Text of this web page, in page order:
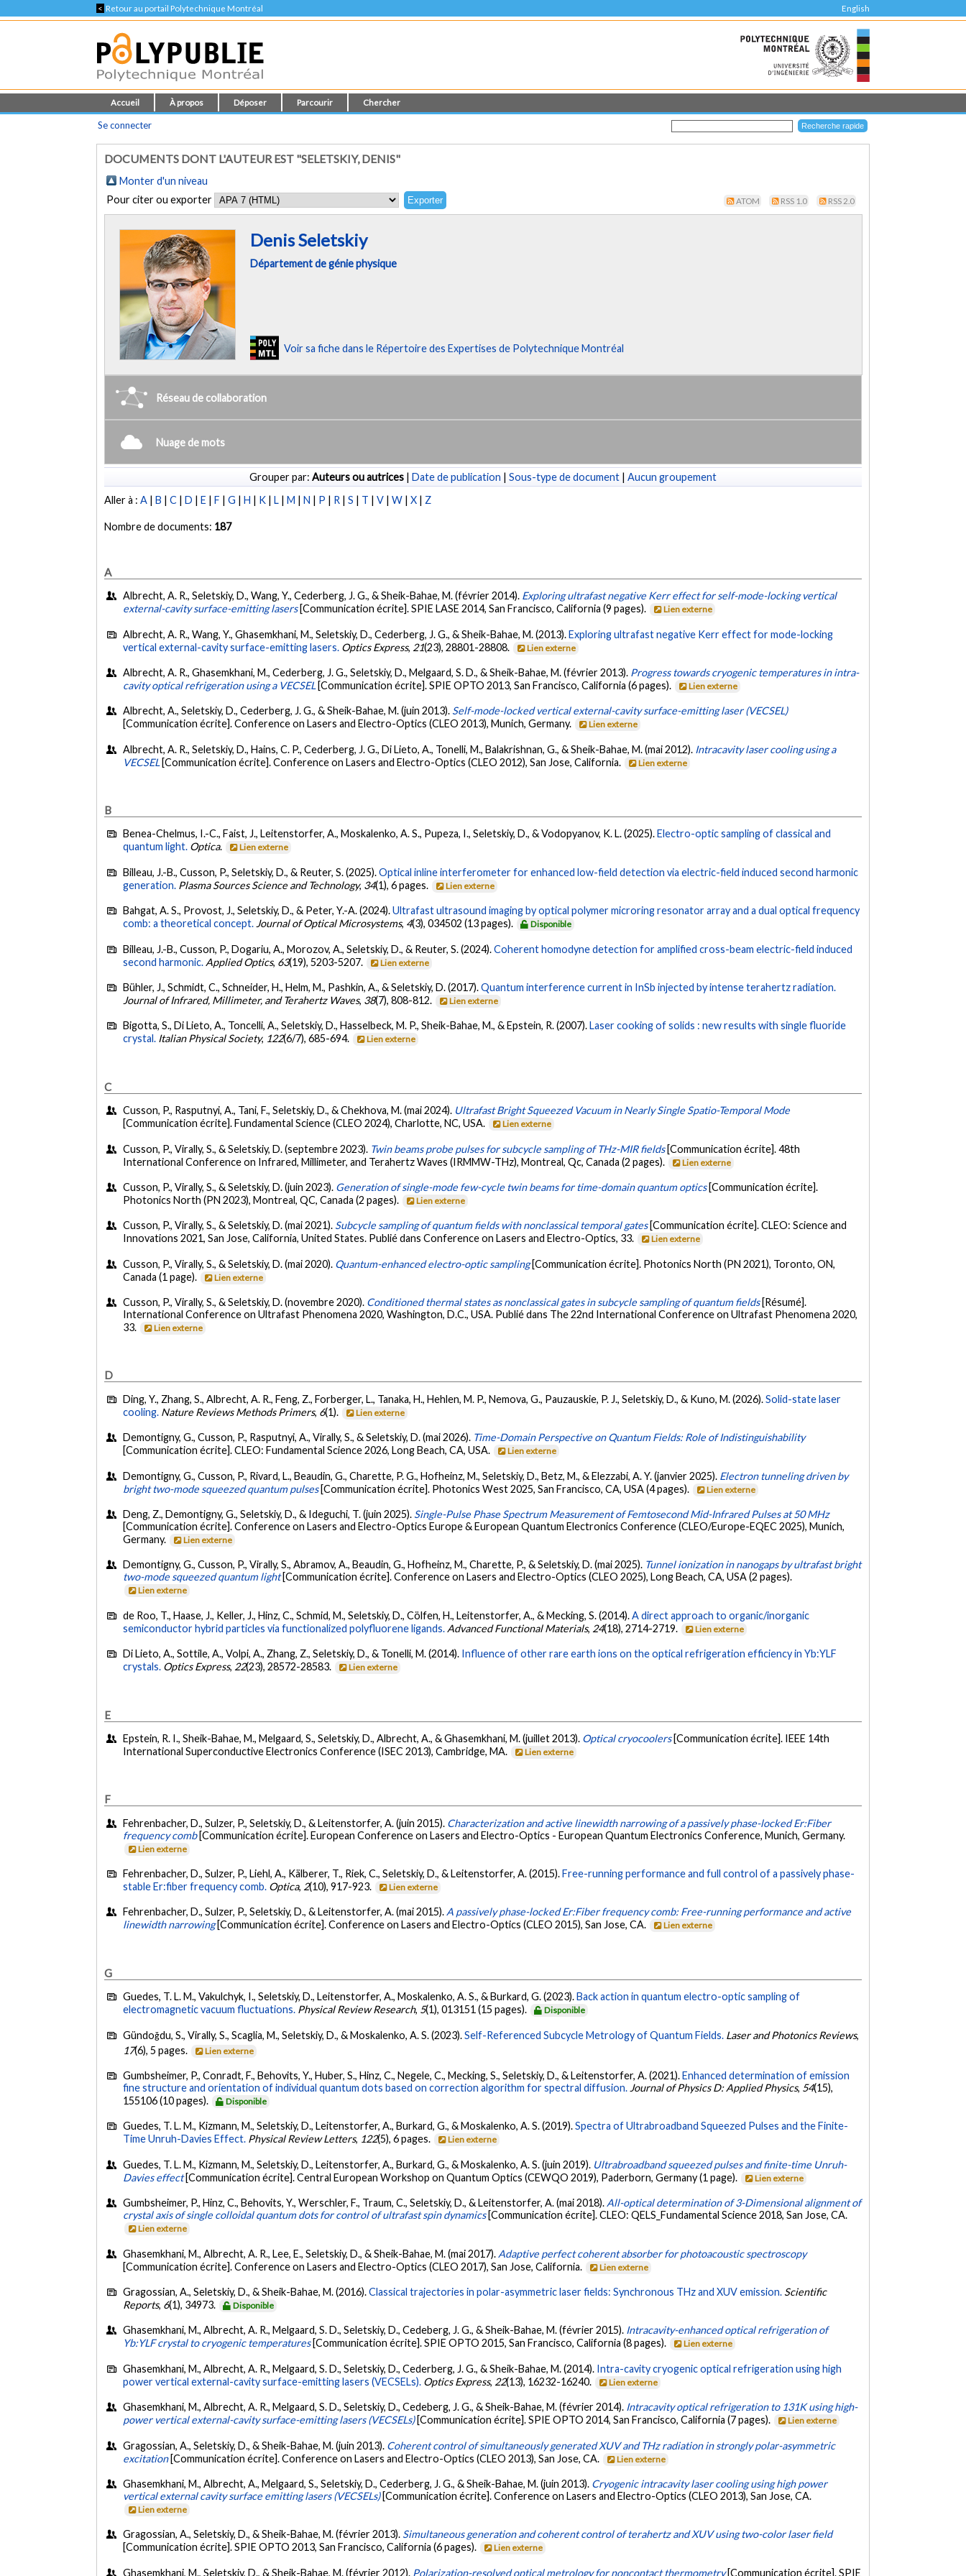
< Retour au portail Polytechnique Montréal English
Accueil À propos Déposer Parcourir Chercher
Se connecter
DOCUMENTS DONT L'AUTEUR EST "SELETSKIY, DENIS"
Monter d'un niveau
Pour citer ou exporter
ATOM RSS 1.0 RSS 2.0
Denis Seletskiy
Département de génie physique
Voir sa fiche dans le Répertoire des Expertises de Polytechnique Montréal
Réseau de collaboration
Nuage de mots
Grouper par: Auteurs ou autrices | Date de publication | Sous-type de document | Aucun groupement
Aller à :A |B |C |D |E |F |G |H | K |L |M |N | P | R |S | T |V |W |X | Z
Nombre de documents: 187
A
Albrecht, A. R., Seletskiy, D., Wang, Y., Cederberg, J. G., & Sheik-Bahae, M. (février 2014). Exploring ultrafast negative Kerr effect for self-mode-locking vertical
external-cavity surface-emitting lasers [Communication écrite]. SPIE LASE 2014, San Francisco, California (9 pages). Lien externe
Albrecht, A. R., Wang, Y., Ghasemkhani, M., Seletskiy, D., Cederberg, J. G., & Sheik-Bahae, M. (2013).Exploring ultrafast negative Kerr effect for mode-locking
vertical external-cavity surface-emitting lasers. Optics Express, 21(23), 28801-28808. Lien externe
Albrecht, A. R., Ghasemkhani, M., Cederberg, J. G., Seletskiy, D., Melgaard, S. D., & Sheik-Bahae, M. (février 2013). Progress towards cryogenic temperatures in intra-
cavity optical refrigeration using a VECSEL [Communication écrite]. SPIE OPTO 2013, San Francisco, California (6 pages). Lien externe
Albrecht, A., Seletskiy, D., Cederberg, J. G., & Sheik-Bahae, M. (juin 2013). Self-mode-locked vertical external-cavity surface-emitting laser (VECSEL)
[Communication écrite]. Conference on Lasers and Electro-Optics (CLEO 2013), Munich, Germany.
Lien externe
Albrecht, A. R., Seletskiy, D., Hains, C. P., Cederberg, J. G., Di Lieto, A., Tonelli, M., Balakrishnan, G., & Sheik-Bahae, M. (mai 2012). Intracavity laser cooling using a
VECSEL [Communication écrite]. Conference on Lasers and Electro-Optics (CLEO 2012), San Jose, California. Lien externe
B
Benea-Chelmus, I.-C., Faist, J., Leitenstorfer, A., Moskalenko, A. S., Pupeza, I., Seletskiy, D., & Vodopyanov, K. L. (2025). Electro-optic sampling of classical and
quantum light. Optica. Lien externe
Billeau, J.-B., Cusson, P., Seletskiy, D., & Reuter, S. (2025).Optical inline interferometer for enhanced low-field detection via electric-field induced second harmonic
generation. Plasma Sources Science and Technology, 34(1), 6 pages. Lien externe
Bahgat, A. S., Provost, J., Seletskiy, D., & Peter, Y.-A. (2024).Ultrafast ultrasound imaging by optical polymer microring resonator array and a dual optical frequency
comb: a theoretical concept. Journal of Optical Microsystems, 4(3), 034502 (13 pages). Disponible
Billeau, J.-B., Cusson, P., Dogariu, A., Morozov, A., Seletskiy, D., & Reuter, S. (2024).Coherent homodyne detection for amplified cross-beam electric-field induced
second harmonic. Applied Optics, 63(19), 5203-5207. Lien externe
Bühler, J., Schmidt, C., Schneider, H., Helm, M., Pashkin, A., & Seletskiy, D. (2017).Quantum interference current in InSb injected by intense terahertz radiation.
Journal of Infrared, Millimeter, and Terahertz Waves, 38(7), 808-812. Lien externe
Bigotta, S., Di Lieto, A., Toncelli, A., Seletskiy, D., Hasselbeck, M. P., Sheik-Bahae, M., & Epstein, R. (2007).Laser cooking of solids : new results with single fluoride
crystal. Italian Physical Society, 122(6/7), 685-694. Lien externe
C
Cusson, P., Rasputnyi, A., Tani, F., Seletskiy, D., & Chekhova, M. (mai 2024). Ultrafast Bright Squeezed Vacuum in Nearly Single Spatio-Temporal Mode
[Communication écrite]. Fundamental Science (CLEO 2024), Charlotte, NC, USA.
Lien externe
Cusson, P., Virally, S., & Seletskiy, D. (septembre 2023). Twin beams probe pulses for subcycle sampling of THz-MIR fields [Communication écrite]. 48th
International Conference on Infrared, Millimeter, and Terahertz Waves (IRMMW-THz), Montreal, Qc, Canada (2 pages).
Lien externe
Cusson, P., Virally, S., & Seletskiy, D. (juin 2023). Generation of single-mode few-cycle twin beams for time-domain quantum optics [Communication écrite].
Photonics North (PN 2023), Montreal, QC, Canada (2 pages).
Lien externe
Cusson, P., Virally, S., & Seletskiy, D. (mai 2021). Subcycle sampling of quantum fields with nonclassical temporal gates [Communication écrite]. CLEO: Science and
Innovations 2021, San Jose, California, United States. Publié dans Conference on Lasers and Electro-Optics, 33.
Lien externe
Cusson, P., Virally, S., & Seletskiy, D. (mai 2020). Quantum-enhanced electro-optic sampling [Communication écrite]. Photonics North (PN 2021), Toronto, ON,
Canada (1 page).
Lien externe
Cusson, P., Virally, S., & Seletskiy, D. (novembre 2020). Conditioned thermal states as nonclassical gates in subcycle sampling of quantum fields [Résumé].
International Conference on Ultrafast Phenomena 2020, Washington, D.C., USA. Publié dans The 22nd International Conference on Ultrafast Phenomena 2020,
33.
Lien externe
D
Ding, Y., Zhang, S., Albrecht, A. R., Feng, Z., Forberger, L., Tanaka, H., Hehlen, M. P., Nemova, G., Pauzauskie, P. J., Seletskiy, D., & Kuno, M. (2026).Solid-state laser
cooling. Nature Reviews Methods Primers, 6(1). Lien externe
Demontigny, G., Cusson, P., Rasputnyi, A., Virally, S., & Seletskiy, D. (mai 2026). Time-Domain Perspective on Quantum Fields: Role of Indistinguishability
[Communication écrite]. CLEO: Fundamental Science 2026, Long Beach, CA, USA.
Lien externe
Demontigny, G., Cusson, P., Rivard, L., Beaudin, G., Charette, P. G., Hofheinz, M., Seletskiy, D., Betz, M., & Elezzabi, A. Y. (janvier 2025). Electron tunneling driven by
bright two-mode squeezed quantum pulses [Communication écrite]. Photonics West 2025, San Francisco, CA, USA (4 pages). Lien externe
Deng, Z., Demontigny, G., Seletskiy, D., & Ideguchi, T. (juin 2025). Single-Pulse Phase Spectrum Measurement of Femtosecond Mid-Infrared Pulses at 50 MHz
[Communication écrite]. Conference on Lasers and Electro-Optics Europe & European Quantum Electronics Conference (CLEO/Europe-EQEC 2025), Munich,
Germany.
Lien externe
Demontigny, G., Cusson, P., Virally, S., Abramov, A., Beaudin, G., Hofheinz, M., Charette, P., & Seletskiy, D. (mai 2025). Tunnel ionization in nanogaps by ultrafast bright
two-mode squeezed quantum light [Communication écrite]. Conference on Lasers and Electro-Optics (CLEO 2025), Long Beach, CA, USA (2 pages).
Lien externe
de Roo, T., Haase, J., Keller, J., Hinz, C., Schmid, M., Seletskiy, D., Cölfen, H., Leitenstorfer, A., & Mecking, S. (2014).A direct approach to organic/inorganic
semiconductor hybrid particles via functionalized polyfluorene ligands. Advanced Functional Materials, 24(18), 2714-2719. Lien externe
Di Lieto, A., Sottile, A., Volpi, A., Zhang, Z., Seletskiy, D., & Tonelli, M. (2014). Influence of other rare earth ions on the optical refrigeration efficiency in Yb:YLF
crystals. Optics Express, 22(23), 28572-28583. Lien externe
E
Epstein, R. I., Sheik-Bahae, M., Melgaard, S., Seletskiy, D., Albrecht, A., & Ghasemkhani, M. (juillet 2013). Optical cryocoolers [Communication écrite]. IEEE 14th
International Superconductive Electronics Conference (ISEC 2013), Cambridge, MA.
Lien externe
F
Fehrenbacher, D., Sulzer, P., Seletskiy, D., & Leitenstorfer, A. (juin 2015). Characterization and active linewidth narrowing of a passively phase-locked Er:Fiber
frequency comb [Communication écrite]. European Conference on Lasers and Electro-Optics - European Quantum Electronics Conference, Munich, Germany.
Lien externe
Fehrenbacher, D., Sulzer, P., Liehl, A., Kälberer, T., Riek, C., Seletskiy, D., & Leitenstorfer, A. (2015).Free-running performance and full control of a passively phase-
stable Er:fiber frequency comb. Optica, 2(10), 917-923. Lien externe
Fehrenbacher, D., Sulzer, P., Seletskiy, D., & Leitenstorfer, A. (mai 2015).A passively phase-locked Er:Fiber frequency comb: Free-running performance and active
linewidth narrowing [Communication écrite]. Conference on Lasers and Electro-Optics (CLEO 2015), San Jose, CA. Lien externe
G
Guedes, T. L. M., Vakulchyk, I., Seletskiy, D., Leitenstorfer, A., Moskalenko, A. S., & Burkard, G. (2023).Back action in quantum electro-optic sampling of
electromagnetic vacuum fluctuations. Physical Review Research, 5(1), 013151 (15 pages). Disponible
Gündoğdu, S., Virally, S., Scaglia, M., Seletskiy, D., & Moskalenko, A. S. (2023).Self-Referenced Subcycle Metrology of Quantum Fields. Laser and Photonics Reviews,
17(6), 5 pages. Lien externe
Gumbsheimer, P., Conradt, F., Behovits, Y., Huber, S., Hinz, C., Negele, C., Mecking, S., Seletskiy, D., & Leitenstorfer, A. (2021).Enhanced determination of emission
fine structure and orientation of individual quantum dots based on correction algorithm for spectral diffusion. Journal of Physics D: Applied Physics, 54(15),
155106 (10 pages).
Disponible
Guedes, T. L. M., Kizmann, M., Seletskiy, D., Leitenstorfer, A., Burkard, G., & Moskalenko, A. S. (2019).Spectra of Ultrabroadband Squeezed Pulses and the Finite-
Time Unruh-Davies Effect. Physical Review Letters, 122(5), 6 pages. Lien externe
Guedes, T. L. M., Kizmann, M., Seletskiy, D., Leitenstorfer, A., Burkard, G., & Moskalenko, A. S. (juin 2019). Ultrabroadband squeezed pulses and finite-time Unruh-
Davies effect [Communication écrite]. Central European Workshop on Quantum Optics (CEWQO 2019), Paderborn, Germany (1 page). Lien externe
Gumbsheimer, P., Hinz, C., Behovits, Y., Werschler, F., Traum, C., Seletskiy, D., & Leitenstorfer, A. (mai 2018). All-optical determination of 3-Dimensional alignment of
crystal axis of single colloidal quantum dots for control of ultrafast spin dynamics [Communication écrite]. CLEO: QELS_Fundamental Science 2018, San Jose, CA.
Lien externe
Ghasemkhani, M., Albrecht, A. R., Lee, E., Seletskiy, D., & Sheik-Bahae, M. (mai 2017). Adaptive perfect coherent absorber for photoacoustic spectroscopy
[Communication écrite]. Conference on Lasers and Electro-Optics (CLEO 2017), San Jose, California.
Lien externe
Gragossian, A., Seletskiy, D., & Sheik-Bahae, M. (2016).Classical trajectories in polar-asymmetric laser fields: Synchronous THz and XUV emission. Scientific
Reports, 6(1), 34973. Disponible
Ghasemkhani, M., Albrecht, A. R., Melgaard, S. D., Seletskiy, D., Cedeberg, J. G., & Sheik-Bahae, M. (février 2015). Intracavity-enhanced optical refrigeration of
Yb:YLF crystal to cryogenic temperatures [Communication écrite]. SPIE OPTO 2015, San Francisco, California (8 pages). Lien externe
Ghasemkhani, M., Albrecht, A. R., Melgaard, S. D., Seletskiy, D., Cederberg, J. G., & Sheik-Bahae, M. (2014). Intra-cavity cryogenic optical refrigeration using high
power vertical external-cavity surface-emitting lasers (VECSELs). Optics Express, 22(13), 16232-16240. Lien externe
Ghasemkhani, M., Albrecht, A. R., Melgaard, S. D., Seletskiy, D., Cedeberg, J. G., & Sheik-Bahae, M. (février 2014). Intracavity optical refrigeration to 131K using high-
power vertical external-cavity surface-emitting lasers (VECSELs) [Communication écrite]. SPIE OPTO 2014, San Francisco, California (7 pages). Lien externe
Gragossian, A., Seletskiy, D., & Sheik-Bahae, M. (juin 2013). Coherent control of simultaneously generated XUV and THz radiation in strongly polar-asymmetric
excitation [Communication écrite]. Conference on Lasers and Electro-Optics (CLEO 2013), San Jose, CA. Lien externe
Ghasemkhani, M., Albrecht, A., Melgaard, S., Seletskiy, D., Cederberg, J. G., & Sheik-Bahae, M. (juin 2013). Cryogenic intracavity laser cooling using high power
vertical external cavity surface emitting lasers (VECSELs) [Communication écrite]. Conference on Lasers and Electro-Optics (CLEO 2013), San Jose, CA.
Lien externe
Gragossian, A., Seletskiy, D., & Sheik-Bahae, M. (février 2013). Simultaneous generation and coherent control of terahertz and XUV using two-color laser field
[Communication écrite]. SPIE OPTO 2013, San Francisco, California (6 pages).
Lien externe
Ghasemkhani, M., Seletskiy, D., & Sheik-Bahae, M. (février 2012). Polarization-resolved optical metrology for noncontact thermometry [Communication écrite]. SPIE